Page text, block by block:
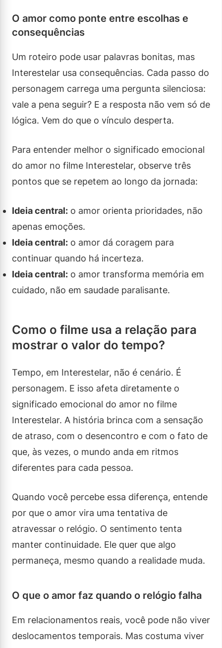
O amor como ponte entre escolhas e
consequências
Um roteiro pode usar palavras bonitas, mas
Interestelar usa consequências. Cada passo do
personagem carrega uma pergunta silenciosa:
vale a pena seguir? E a resposta não vem só de
lógica. Vem do que o vínculo desperta.
Para entender melhor o significado emocional
do amor no filme Interestelar, observe três
pontos que se repetem ao longo da jornada:
Ideia central: o amor orienta prioridades, não
apenas emoções.
Ideia central: o amor dá coragem para
continuar quando há incerteza.
Ideia central: o amor transforma memória em
cuidado, não em saudade paralisante.
Como o filme usa a relação para
mostrar o valor do tempo?
Tempo, em Interestelar, não é cenário. É
personagem. E isso afeta diretamente o
significado emocional do amor no filme
Interestelar. A história brinca com a sensação
de atraso, com o desencontro e com o fato de
que, às vezes, o mundo anda em ritmos
diferentes para cada pessoa.
Quando você percebe essa diferença, entende
por que o amor vira uma tentativa de
atravessar o relógio. O sentimento tenta
manter continuidade. Ele quer que algo
permaneça, mesmo quando a realidade muda.
O que o amor faz quando o relógio falha
Em relacionamentos reais, você pode não viver
deslocamentos temporais. Mas costuma viver